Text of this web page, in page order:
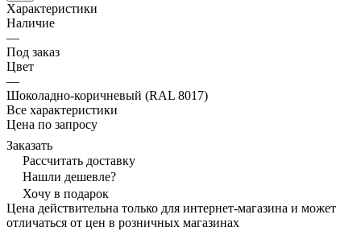
Характеристики
Наличие
—
Под заказ
Цвет
—
Шоколадно-коричневый (RAL 8017)
Все характеристики
Цена по запросу
Заказать
Рассчитать доставку
Нашли дешевле?
Хочу в подарок
Цена действительна только для интернет-магазина и может
отличаться от цен в розничных магазинах